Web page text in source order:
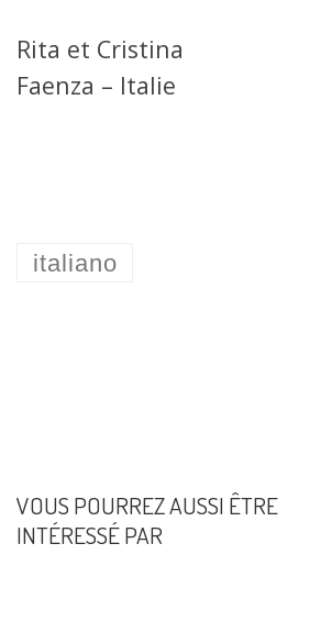
Rita et Cristina
Faenza – Italie
italiano
VOUS POURREZ AUSSI ÊTRE
INTÉRESSÉ PAR